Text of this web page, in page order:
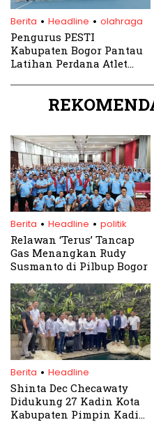
Berita . Headline . olahraga
Pengurus PESTI
Kabupaten Bogor Pantau
Latihan Perdana Atlet
Porprov 2026
Berita . Headline . politik
Relawan ‘Terus’ Tancap
Gas Menangkan Rudy
Susmanto di Pilbup Bogor
Berita . Headline
Shinta Dec Checawaty
Didukung 27 Kadin Kota
Kabupaten Pimpin Kadin